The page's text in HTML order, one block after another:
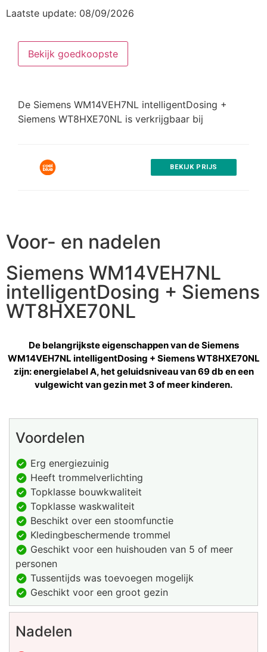
Siemens WM14VEH7NL intelligentDosing +
Siemens WT8HXE70NL
Bekijk goedkoopste
De Siemens WM14VEH7NL intelligentDosing +
Siemens WT8HXE70NL is verkrijgbaar bij
BEKIJK PRIJS
Voor- en nadelen
Siemens WM14VEH7NL
intelligentDosing + Siemens
WT8HXE70NL
De belangrijkste eigenschappen van de Siemens
WM14VEH7NL intelligentDosing + Siemens WT8HXE70NL
zijn: energielabel A, het geluidsniveau van 69 db en een
vulgewicht van gezin met 3 of meer kinderen.
Voordelen
Erg energiezuinig
Heeft trommelverlichting
Topklasse bouwkwaliteit
Topklasse waskwaliteit
Beschikt over een stoomfunctie
Kledingbeschermende trommel
Geschikt voor een huishouden van 5 of meer
personen
Tussentijds was toevoegen mogelijk
Geschikt voor een groot gezin
Nadelen
Laatste update: 08/09/2026